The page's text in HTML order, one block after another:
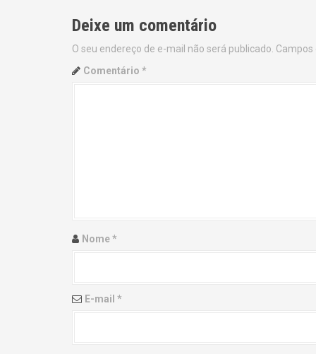
t
n
n
Deixe um comentário
O seu endereço de e-mail não será publicado.
Comentário *
Nome*
E-mail *